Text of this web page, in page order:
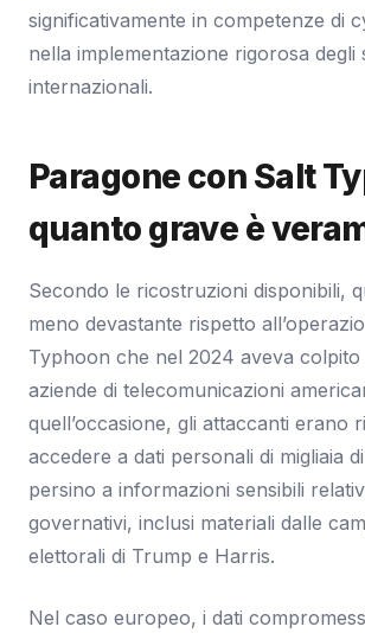
significativamente in competenze di
nella implementazione rigorosa degli
internazionali.
Paragone con Salt
quanto grave è
Secondo le ricostruzioni disponibili,
meno devastante rispetto
Typhoon che nel 2024 aveva colpito
aziende di telecomunicazioni
quell’occasione, gli attaccanti erano
accedere a dati personali di migliaia
persino a informazioni sensibili
governativi, inclusi materiali dalle
elettorali di Trump e Harris.
Nel caso europeo, i dati